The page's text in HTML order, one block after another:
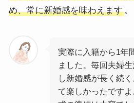
め、常に新婚感を味わえます。
実際に入籍から1年
ました。毎回夫婦
し新婚感が長く続
て楽しかったです